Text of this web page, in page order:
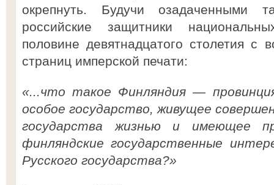
окрепнуть. Будучи озадаченными
российские защитники
половине девятнадцатого столетия с
страниц имперской печати:
«...что такое Финляндия —
особое государство, живущее
государства жизнью и имеющее
финляндские государственные
Русского государства?»